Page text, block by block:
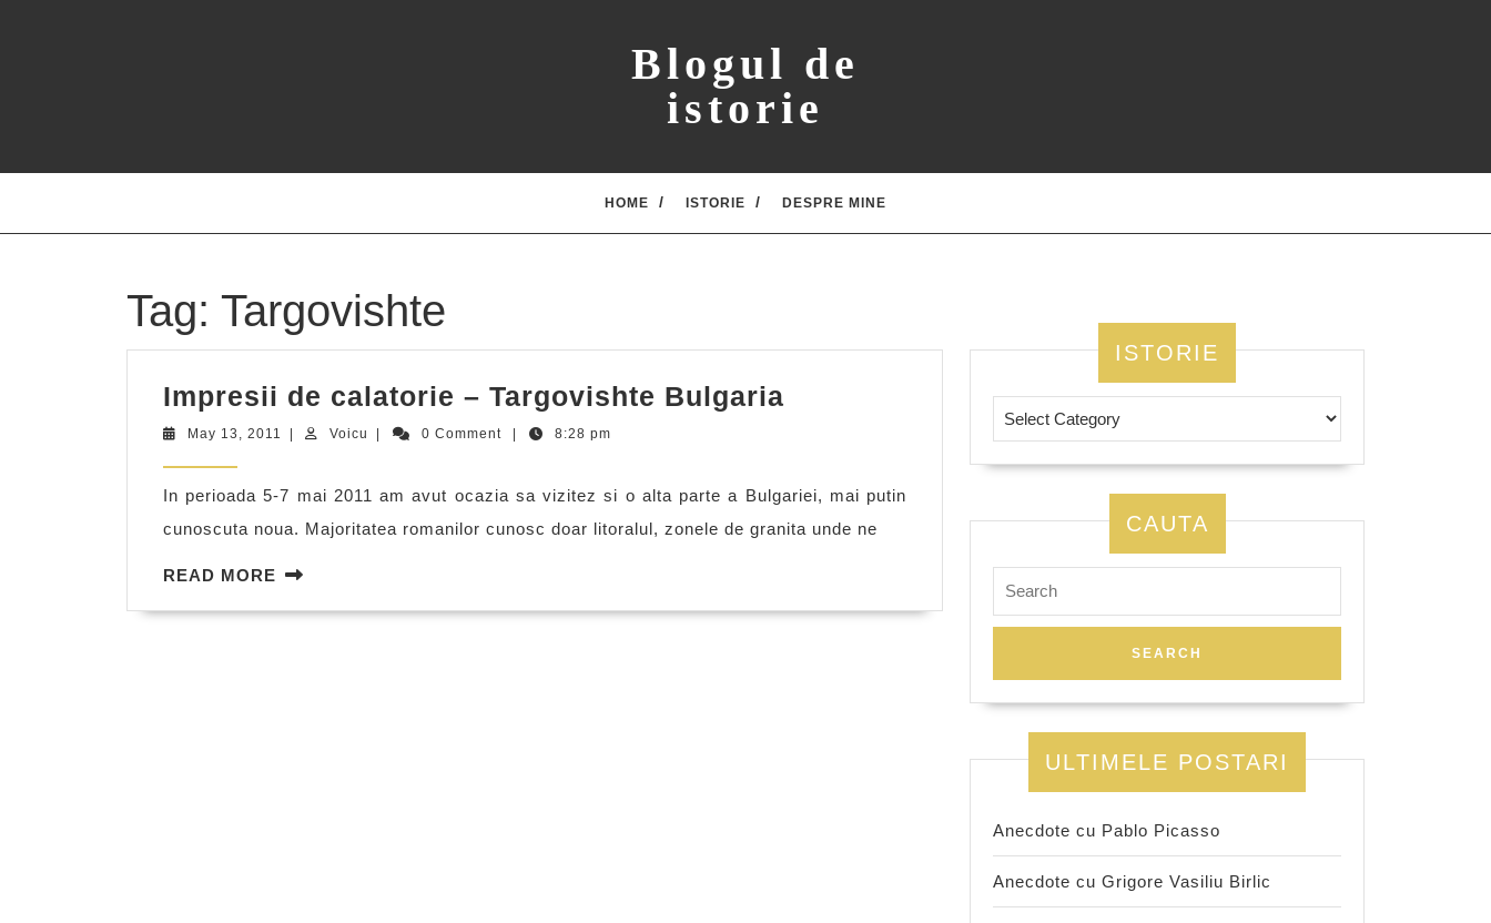
Blogul de
istorie
HOME ISTORIE DESPRE MINE
Tag: Targovishte
Impresii de calatorie – Targovishte Bulgaria
–
Targovishte
May 13, 2011 May
Voicu Voicu 0 Comment 8:28 pm
In perioada 5-7 mai 2011 am avut ocazia sa vizitez si o alta parte a Bulgariei, mai putin
cunoscuta noua. Majoritatea romanilor cunosc doar litoralul, zonele de granita unde ne
READ MORE READ
ISTORIE
CAUTA
for:
ULTIMELE POSTARI
Anecdote cu Pablo Picasso
Anecdote cu Grigore Vasiliu Birlic